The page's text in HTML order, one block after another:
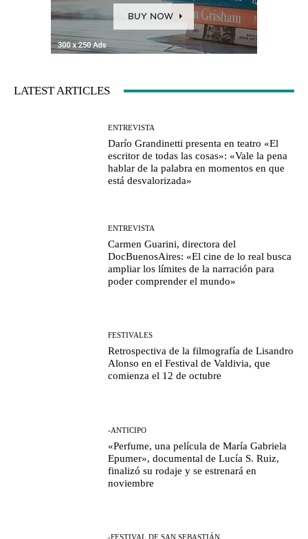
LATEST ARTICLES
ENTREVISTA
Darío Grandinetti presenta en teatro «El
escritor de todas las cosas»: «Vale la pena
hablar de la palabra en momentos en que
está desvalorizada»
ENTREVISTA
Carmen Guarini, directora del
DocBuenosAires: «El cine de lo real busca
ampliar los límites de la narración para
poder comprender el mundo»
FESTIVALES
Retrospectiva de la filmografía de Lisandro
Alonso en el Festival de Valdivia, que
comienza el 12 de octubre
-ANTICIPO
«Perfume, una película de María Gabriela
Epumer», documental de Lucía S. Ruiz,
finalizó su rodaje y se estrenará en
noviembre
-FESTIVAL DE SAN SEBASTIÁN